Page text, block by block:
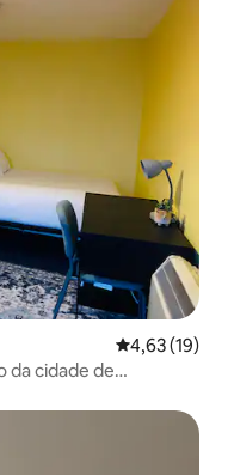
4,63 de uma
4,63 (19)
da cidade de